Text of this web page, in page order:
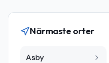
Närmaste orter
Asby